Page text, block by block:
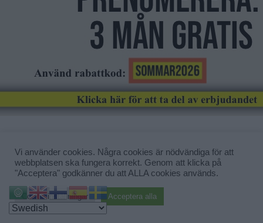
Nyöppning med kravmärkt och
veganskt
Klimatsmart Stadsdel liljeholmen
Snart blir det nyöppning på Waynes Coffe i […]
Vi använder cookies. Några cookies är nödvändiga för att
webbplatsen ska fungera korrekt. Genom att klicka på
"Acceptera" godkänner du att ALLA cookies används.
Cookie inställningar Acceptera alla